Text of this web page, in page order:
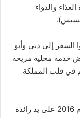
والدواء
السفر إلى دبي وأبو
خدمة محلية مريحة
في قلب المملكة
تأسست العلامة التجارية “فرلس دائم” في عام 2016 على يد رائدة